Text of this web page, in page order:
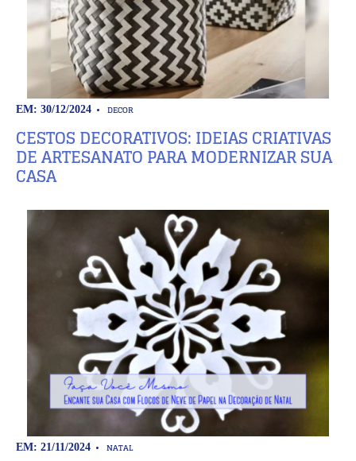
EM: 30/12/2024 DECOR
CESTOS DECORATIVOS: IDEIAS CRIATIVAS
DE ARTESANATO PARA MODERNIZAR SUA
CASA
EM: 21/11/2024 NATAL